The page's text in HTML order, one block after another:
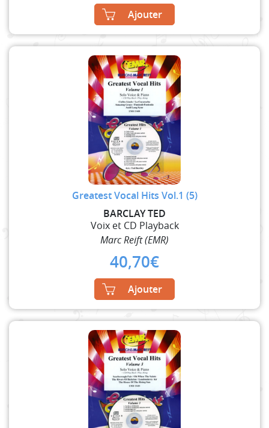
Ajouter
Greatest Vocal Hits Vol.1 (5)
BARCLAY TED
Voix et CD Playback
Marc Reift (EMR)
40,70€
Ajouter